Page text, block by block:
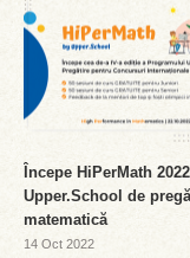
Începe HiPerMath
Upper.School de
matematică
14 Oct 2022